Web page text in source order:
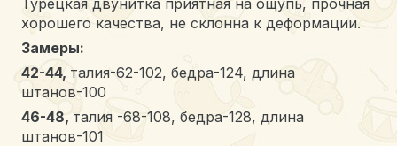
хорошего качества, не склонна к деформации.
Замеры:
42-44, талия-62-102, бедра-124, длина
штанов-100
46-48, талия -68-108, бедра-128, длина
штанов-101